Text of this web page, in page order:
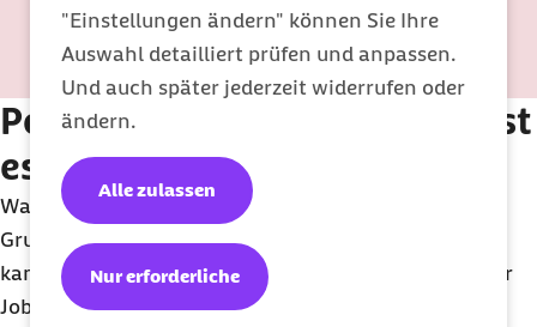
"Einstellungen ändern" können Sie Ihre
Auswahl detailliert prüfen und anpassen.
Und auch später jederzeit widerrufen oder
ändern.
Nur erforderliche
Alle zulassen
Newsletter abonnieren
Powernapping
: Wie gesund ist
es wirklich?
Wahrscheinlich war der Mittagsschlaf bis zur
Grundschule dein tägliches Pflichtprogramm. Dann
kam die Schule, später die Ausbildung und dein erster
Job. In der Zwischenzeit haben Kaffee, Mate und